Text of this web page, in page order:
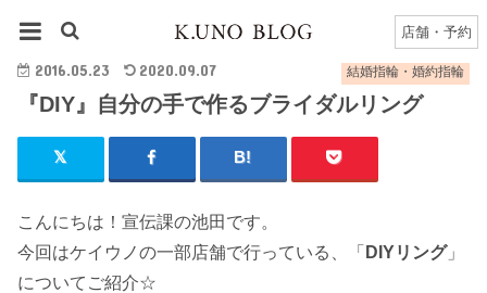
店舗・予約
結婚指輪・婚約指輪
2016.05.23 2020.09.07
『DIY』自分の手で作るブライダルリング
こんにちは！宣伝課の池田です。
今回はケイウノの一部店舗で行っている、「DIYリング」
についてご紹介☆